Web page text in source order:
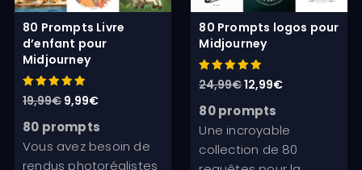
80 Prompts Livre
d’enfant pour
Midjourney
Note
5.00
19,99€ Le
prix
initial
était :
9,99€Le
prix
actuel
est :
80 prompts
Vous avez besoin de
rendus photoréalistes
80 Prompts logos pour
Midjourney
Note
5.00
24,99€Le
prix
initial
était :
12,99€Le
actuel
est :
80 prompts
Une incroyable
collection de 80